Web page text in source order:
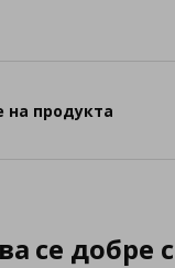
на продукта
се добре с